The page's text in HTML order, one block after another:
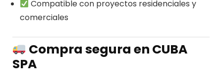
Compatible con proyectos residenciales y
comerciales
Compra segura en CUBA
SPA